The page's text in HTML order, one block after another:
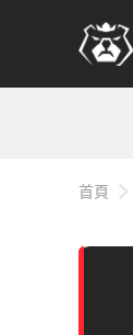
首頁